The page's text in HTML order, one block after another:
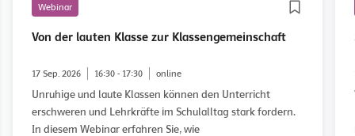
Webinar
Von der lauten Klasse zur Klassengemeinschaft
17 Sep. 2026 16:30 - 17:30 online
Unruhige und laute Klassen können den Unterricht
erschweren und Lehrkräfte im Schulalltag stark fordern.
In diesem Webinar erfahren Sie, wie